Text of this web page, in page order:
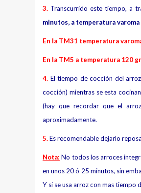
3. Transcurrido este tiempo, a
minutos, a temperatura
En la TM31 temperatura
En la TM5 a temperatura 120
4. El tiempo de cocción del
cocción) mientras se esta
(hay que recordar que el
aproximadamente.
5.Es recomendable dejarlo
Nota: No todos los arroces
en unos 20 ó 25 minutos, sin
Y si se usa arroz con mas tiempo